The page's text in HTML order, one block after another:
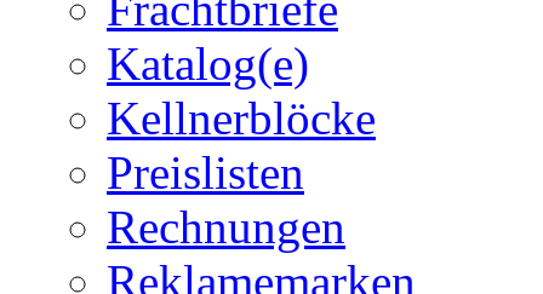
Katalog(e)
Kellnerblöcke
Preislisten
Rechnungen
Reklamemarken